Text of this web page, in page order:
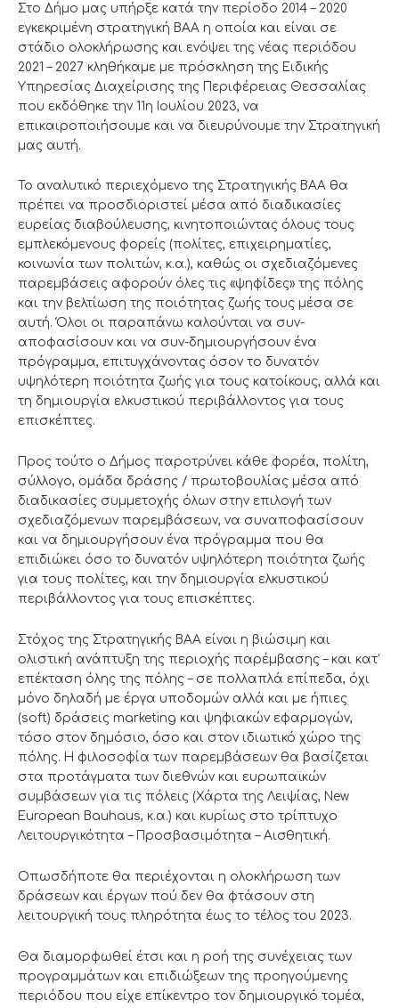
Στο Δήμο μας υπήρξε κατά την περίοδο 2014 – 2020
εγκεκριμένη στρατηγική ΒΑΑ η οποία και είναι σε
στάδιο ολοκλήρωσης και ενόψει της νέας περιόδου
2021 – 2027 κληθήκαμε με πρόσκληση της Ειδικής
Υπηρεσίας Διαχείρισης της Περιφέρειας Θεσσαλίας
που εκδόθηκε την 11η Ιουλίου 2023, να
επικαιροποιήσουμε και να διευρύνουμε την Στρατηγική
μας αυτή.
Το αναλυτικό περιεχόμενο της Στρατηγικής ΒΑΑ θα
πρέπει να προσδιοριστεί μέσα από διαδικασίες
ευρείας διαβούλευσης, κινητοποιώντας όλους τους
εμπλεκόμενους φορείς (πολίτες, επιχειρηματίες,
κοινωνία των πολιτών, κ.α.), καθώς οι σχεδιαζόμενες
παρεμβάσεις αφορούν όλες τις «ψηφίδες» της πόλης
και την βελτίωση της ποιότητας ζωής τους μέσα σε
αυτή. Όλοι οι παραπάνω καλούνται να συν-
αποφασίσουν και να συν-δημιουργήσουν ένα
πρόγραμμα, επιτυγχάνοντας όσον το δυνατόν
υψηλότερη ποιότητα ζωής για τους κατοίκους, αλλά και
τη δημιουργία ελκυστικού περιβάλλοντος για τους
επισκέπτες.
Προς τούτο ο Δήμος παροτρύνει κάθε φορέα, πολίτη,
σύλλογο, ομάδα δράσης / πρωτοβουλίας μέσα από
διαδικασίες συμμετοχής όλων στην επιλογή των
σχεδιαζόμενων παρεμβάσεων, να συναποφασίσουν
και να δημιουργήσουν ένα πρόγραμμα που θα
επιδιώκει όσο το δυνατόν υψηλότερη ποιότητα ζωής
για τους πολίτες, και την δημιουργία ελκυστικού
περιβάλλοντος για τους επισκέπτες.
Στόχος της Στρατηγικής ΒΑΑ είναι η βιώσιμη και
ολιστική ανάπτυξη της περιοχής παρέμβασης – και κατ’
επέκταση όλης της πόλης – σε πολλαπλά επίπεδα, όχι
μόνο δηλαδή με έργα υποδομών αλλά και με ήπιες
(soft) δράσεις marketing και ψηφιακών εφαρμογών,
τόσο στον δημόσιο, όσο και στον ιδιωτικό χώρο της
πόλης. Η φιλοσοφία των παρεμβάσεων θα βασίζεται
στα προτάγματα των διεθνών και ευρωπαϊκών
συμβάσεων για τις πόλεις (Χάρτα της Λειψίας, New
European Bauhaus, κ.α.) και κυρίως στο τρίπτυχο
Λειτουργικότητα – Προσβασιμότητα – Αισθητική.
Οπωσδήποτε θα περιέχονται η ολοκλήρωση των
δράσεων και έργων πού δεν θα φτάσουν στη
λειτουργική τους πληρότητα έως το τέλος του 2023.
Θα διαμορφωθεί έτσι και η ροή της συνέχειας των
προγραμμάτων και επιδιώξεων της προηγούμενης
περιόδου που είχε επίκεντρο τον δημιουργικό τομέα,